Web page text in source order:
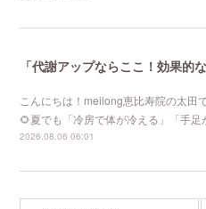
こんにちは！meilong恵比寿院の太田
🌻夏でも「冷房で体が冷える」「手
2026.08.06 06:01